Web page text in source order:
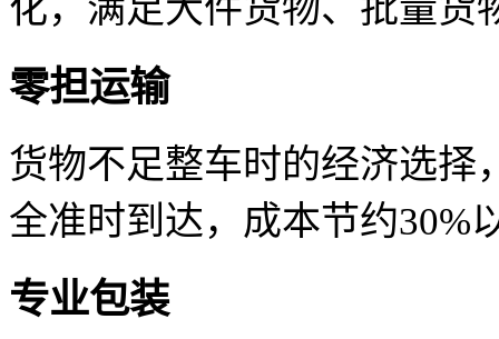
化，满足大件货物、批量货
零担运输
货物不足整车时的经济选择
全准时到达，成本节约30%
专业包装